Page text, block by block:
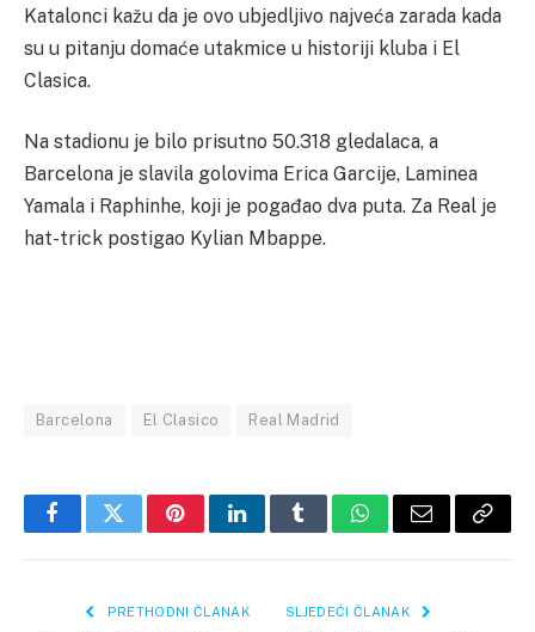
Katalonci kažu da je ovo ubjedljivo najveća zarada kada
su u pitanju domaće utakmice u historiji kluba i El
Clasica.
Na stadionu je bilo prisutno 50.318 gledalaca, a
Barcelona je slavila golovima Erica Garcije, Laminea
Yamala i Raphinhe, koji je pogađao dva puta. Za Real je
hat-trick postigao Kylian Mbappe.
Barcelona El Clasico Real Madrid
FacebookTwitterPinterestLinkedInTumblrWhatsApp
Email Copy
PRETHODNI ČLANAK SLJEDEĆI ČLANAK